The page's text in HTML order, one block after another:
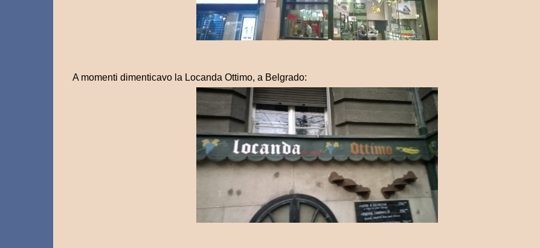
A momenti dimenticavo la Locanda Ottimo, a Belgrado: